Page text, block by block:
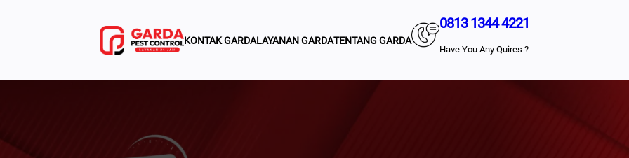
KONTAK GARDALAYANAN GARDATENTANG GARDA
0813 1344 4221
Have You Any Quires ?